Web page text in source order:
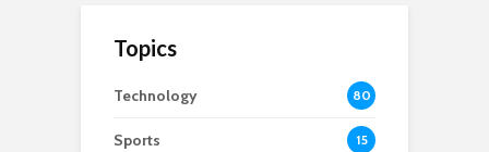
Topics
Technology 80
Sports 15